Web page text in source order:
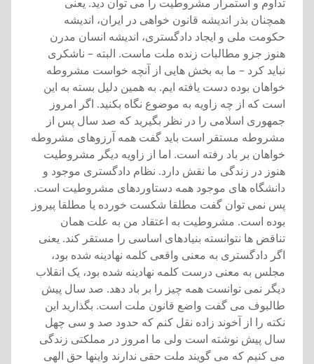
همچنان بذر انديشه قانون خواهی در ايران، انديشه
حکومت ملی و ايجاد دادگستری، انديشه انسان مدرن
هنوز جزو مطالبات زنده ملت ماست. البته – ناشکری
نبايد کرد – ما به بخش هايی از آنچه خواست مشروطه
خواهان بوده دست يافته ايم. به همين دليل بسته به اين
است که از چه زاويه به موضوع نگاه بکنيد. اگر امروز
جمهوری اسلامی را در نظر بگيريد که صد سال پس از
مشروطه مستقر است بايد گفت همه آرزوهای مشروطه
خواهان بر باد رفته است. اما از زاويه ديگر مشروطيت
هنوز در زندگی ما نقش دارد. نظام دادگستری موجود و
دانشگاه های موجود همه دستاوردهای مشروطيت است.
پس نمی توان گفت مطلقا شکست خورده يا مطلقا پيروز
بوده است. مشروطيت به اعتقاد من به علت همان
تناقض ها نتوانسته بنيادهای اساسی را مستقر کند. يعنی
اگر دادگستری به معنی واقعی کلمه نهادينه شده بود،
مجلس به معنی درست کلمه نهادينه شده بود، يک انقلاب
ديگر نمی توانست همه چيز را بر باد دهد. صد سال پيش
طالبوف می گفت واضع قانون ملت است. بگذاريد اين
نکته را از آخوند زاده نقل کنم که حدود صد و سی چهل
سال پيش نوشته است ولی ما امروز در مملکتی زندگی
می کنيم که می گويند ملت حقی ندارند واينها حق الهی